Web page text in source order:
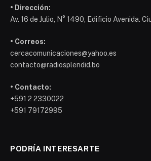
• Dirección:
Av. 16 de Julio, N° 1490, Edificio Avenida.
• Correos:
cercacomunicaciones@yahoo.es
contacto@radiosplendid.bo
• Contacto:
+591 2 2330022
+591 79172995
PODRÍA INTERESARTE